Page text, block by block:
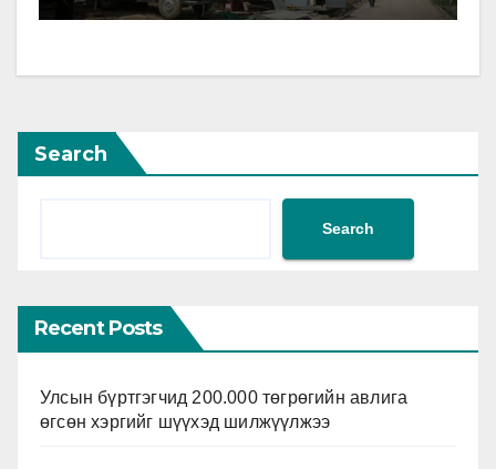
Search
Search
Recent Posts
Улсын бүртгэгчид 200.000 төгрөгийн авлига
өгсөн хэргийг шүүхэд шилжүүлжээ